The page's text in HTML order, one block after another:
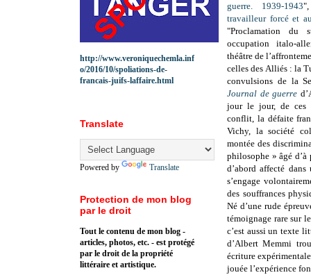
guerre. 1939-1943
travailleur forcé et
"Proclamation du
occupation italo-
théâtre de
celles des Alliés : la
convulsions de la
Journal de guerre
jour le jour, de ces
conflit, la défaite
Vichy, la société
montée des
philosophe » âgé
d’abord affecté
s’engage
des souffrances
Né d’une rude
témoignage rare sur
c’est aussi un texte
d’Albert Memmi
écriture
jouée l’expérience
http://www.veroniquechemla.inf
o/2016/10/spoliations-de-
francais-juifs-laffaire.html
Translate
Powered by Translate
Protection de mon blog
par le droit
Tout le contenu de mon blog -
articles, photos, etc. - est protégé
par le droit de la propriété
littéraire et artistique.